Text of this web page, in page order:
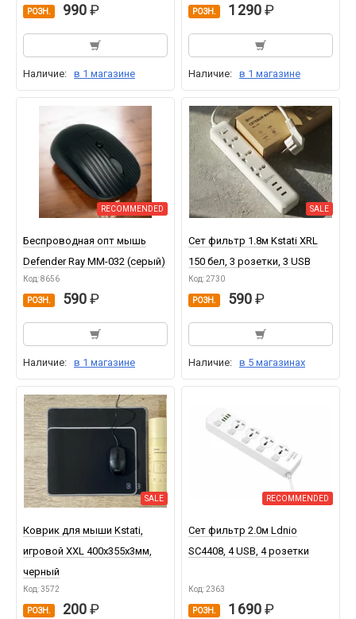
РОЗН. 990
Наличие: в 1 магазине
РОЗН. 1 290
Наличие: в 1 магазине
RECOMMENDED
Беспроводная опт мышь
Defender Ray MM-032 (серый)
Код: 8656
РОЗН. 590
Наличие: в 1 магазине
SALE
Сет фильтр 1.8м Kstati XRL
150 бел, 3 розетки, 3 USB
Код: 2730
РОЗН. 590
Наличие: в 5 магазинах
SALE
Коврик для мыши Kstati,
игровой XXL 400x355x3мм,
черный
Код: 3572
РОЗН. 200
RECOMMENDED
Сет фильтр 2.0м Ldnio
SC4408, 4 USB, 4 розетки
Код: 2363
РОЗН. 1 690